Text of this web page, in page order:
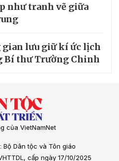
như tranh vẽ giữa
lưu giữ kí ức lịch
Bí thư Trường Chinh
của VietNamNet
Bộ Dân tộc và Tôn giáo
cấp ngày 17/10/2025